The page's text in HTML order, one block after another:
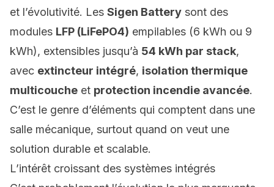
et l’évolutivité. Les Sigen Battery sont des
modules LFP (LiFePO4) empilables (6 kWh ou 9
kWh), extensibles jusqu’à 54 kWh par stack,
avec extincteur intégré, isolation thermique
multicouche et protection incendie avancée.
C’est le genre d’éléments qui comptent dans une
salle mécanique, surtout quand on veut une
solution durable et scalable.
L’intérêt croissant des systèmes intégrés